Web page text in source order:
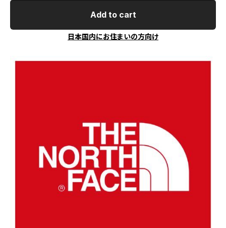
Add to cart
日本国内にお住まいの方向け